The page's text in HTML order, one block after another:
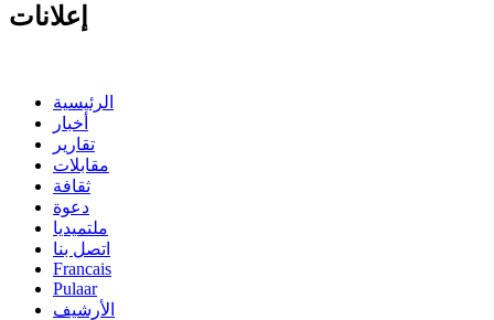
إعلانات
الرئيسية
أخبار
تقارير
مقابلات
ثقافة
دعوة
ملتميديا
اتصل بنا
Francais
Pulaar
الأرشيف